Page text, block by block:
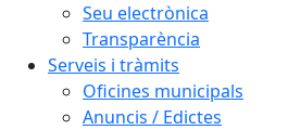
Seu electrònica
Transparència
Serveis i tràmits
Oficines municipals
Anuncis / Edictes